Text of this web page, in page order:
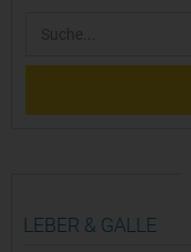
LEBER & GALLE